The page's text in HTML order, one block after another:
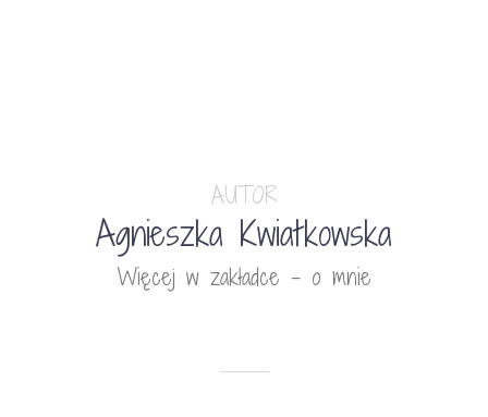
AUTOR
Agnieszka Kwiatkowska
Więcej w zakładce - o mnie